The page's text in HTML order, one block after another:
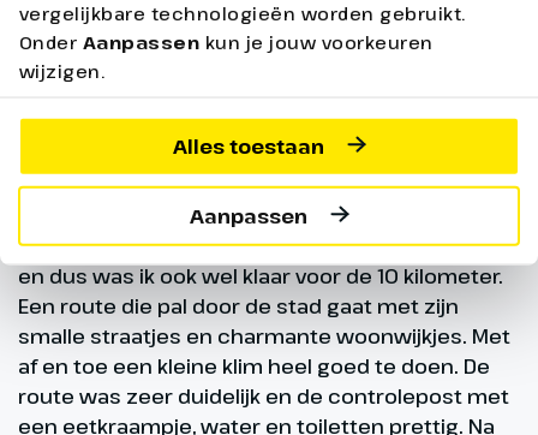
vergelijkbare technologieën worden gebruikt.
Onder Aanpassen kun je jouw voorkeuren
wijzigen.
Alles toestaan
Aanpassen
4 oktober – aan de wandel
'Vandaag was ook ik aan de beurt. Een fijne
nachtrust gehad, een wederom heerlijk ontbijt
en dus was ik ook wel klaar voor de 10 kilometer.
Een route die pal door de stad gaat met zijn
smalle straatjes en charmante woonwijkjes. Met
af en toe een kleine klim heel goed te doen. De
route was zeer duidelijk en de controlepost met
een eetkraampje, water en toiletten prettig. Na